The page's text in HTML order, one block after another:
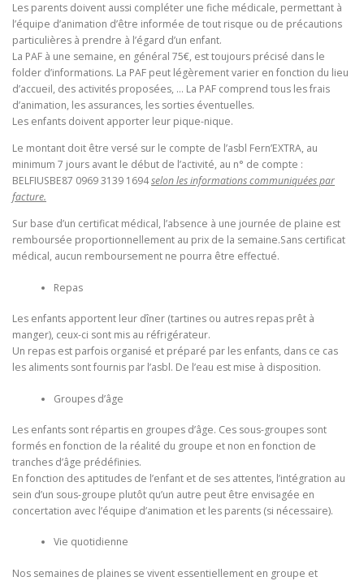
Les parents doivent aussi compléter une fiche médicale, permettant à
l’équipe d’animation d’être informée de tout risque ou de précautions
particulières à prendre à l’égard d’un enfant.
La PAF à une semaine, en général 75€, est toujours précisé dans le
folder d’informations. La PAF peut légèrement varier en fonction du lieu
d’accueil, des activités proposées, … La PAF comprend tous les frais
d’animation, les assurances, les sorties éventuelles.
Les enfants doivent apporter leur pique-nique.
Le montant doit être versé sur le compte de l’asbl Fern’EXTRA, au
minimum 7 jours avant le début de l’activité, au n° de compte :
BELFIUSBE87 0969 3139 1694selon les informations communiquées par
facture.
Sur base d’un certificat médical, l’absence à une journée de plaine est
remboursée proportionnellement au prix de la semaine.Sans certificat
médical, aucun remboursement ne pourra être effectué.
Repas
Les enfants apportent leur dîner (tartines ou autres repas prêt à
manger), ceux-ci sont mis au réfrigérateur.
Un repas est parfois organisé et préparé par les enfants, dans ce cas
les aliments sont fournis par l’asbl. De l’eau est mise à disposition.
Groupes d’âge
Les enfants sont répartis en groupes d’âge. Ces sous-groupes sont
formés en fonction de la réalité du groupe et non en fonction de
tranches d’âge prédéfinies.
En fonction des aptitudes de l’enfant et de ses attentes, l’intégration au
sein d’un sous-groupe plutôt qu’un autre peut être envisagée en
concertation avec l’équipe d’animation et les parents (si nécessaire).
Vie quotidienne
Nos semaines de plaines se vivent essentiellement en groupe et